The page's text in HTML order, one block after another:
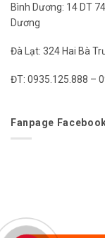
Bình Dương: 14 DT
Dương
Đà Lạt: 324 Hai Bà
ĐT: 0935.125.888 –
Fanpage